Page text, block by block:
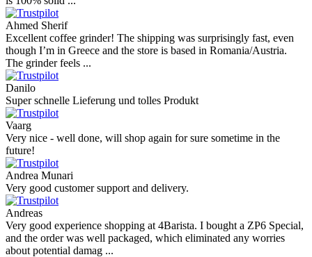
Ahmed Sherif
Excellent coffee grinder! The shipping was surprisingly fast, even
though I’m in Greece and the store is based in Romania/Austria.
The grinder feels ...
Danilo
Super schnelle Lieferung und tolles Produkt
Vaarg
Very nice - well done, will shop again for sure sometime in the
future!
Andrea Munari
Very good customer support and delivery.
Andreas
Very good experience shopping at 4Barista. I bought a ZP6 Special,
and the order was well packaged, which eliminated any worries
about potential damag ...